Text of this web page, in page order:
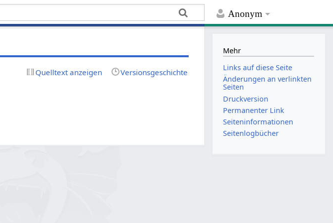
Anonym
Quelltext anzeigen Versionsgeschichte
Mehr
Links auf diese Seite
Änderungen an verlinkten
Seiten
Druckversion
Permanenter Link
Seiten­­informationen
Seitenlogbücher